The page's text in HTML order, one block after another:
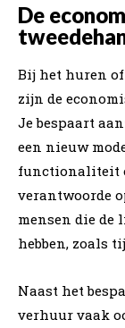
De
Bij het huren
zijn de
Je bespaart
een nieuw
functionaliteit
verantwoorde
mensen die de
hebben, zoals
Naast het
verhuur vaak